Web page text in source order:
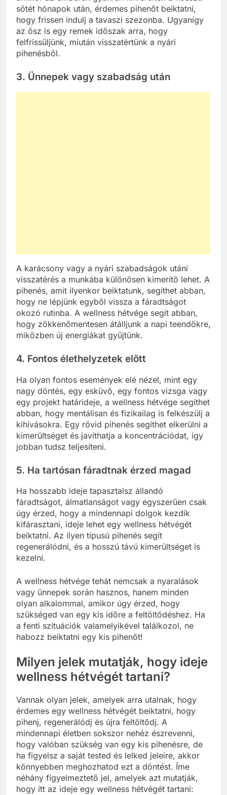
sötét hónapok után, érdemes pihenőt beiktatni,
hogy frissen indulj a tavaszi szezonba. Ugyanígy
az ősz is egy remek időszak arra, hogy
felfrissüljünk, miután visszatértünk a nyári
pihenésből.
3. Ünnepek vagy szabadság után
A karácsony vagy a nyári szabadságok utáni
visszatérés a munkába különösen kimerítő lehet. A
pihenés, amit ilyenkor beiktatunk, segíthet abban,
hogy ne lépjünk egyből vissza a fáradtságot
okozó rutinba. A wellness hétvége segít abban,
hogy zökkenőmentesen átálljunk a napi teendőkre,
miközben új energiákat gyűjtünk.
4. Fontos élethelyzetek előtt
Ha olyan fontos események elé nézel, mint egy
nagy döntés, egy esküvő, egy fontos vizsga vagy
egy projekt határideje, a wellness hétvége segíthet
abban, hogy mentálisan és fizikailag is felkészülj a
kihívásokra. Egy rövid pihenés segíthet elkerülni a
kimerültséget és javíthatja a koncentrációdat, így
jobban tudsz teljesíteni.
5. Ha tartósan fáradtnak érzed magad
Ha hosszabb ideje tapasztalsz állandó
fáradtságot, álmatlanságot vagy egyszerűen csak
úgy érzed, hogy a mindennapi dolgok kezdik
kifárasztani, ideje lehet egy wellness hétvégét
beiktatni. Az ilyen típusú pihenés segít
regenerálódni, és a hosszú távú kimerültséget is
kezelni.
A wellness hétvége tehát nemcsak a nyaralások
vagy ünnepek során hasznos, hanem minden
olyan alkalommal, amikor úgy érzed, hogy
szükséged van egy kis időre a feltöltődéshez. Ha
a fenti szituációk valamelyikével találkozol, ne
habozz beiktatni egy kis pihenőt!
Milyen jelek mutatják, hogy ideje
wellness hétvégét tartani?
Vannak olyan jelek, amelyek arra utalnak, hogy
érdemes egy wellness hétvégét beiktatni, hogy
pihenj, regenerálódj és újra feltöltődj. A
mindennapi életben sokszor nehéz észrevenni,
hogy valóban szükség van egy kis pihenésre, de
ha figyelsz a saját tested és lelked jeleire, akkor
könnyebben meghozhatod ezt a döntést. Íme
néhány figyelmeztető jel, amelyek azt mutatják,
hogy itt az ideje egy wellness hétvégét tartani: